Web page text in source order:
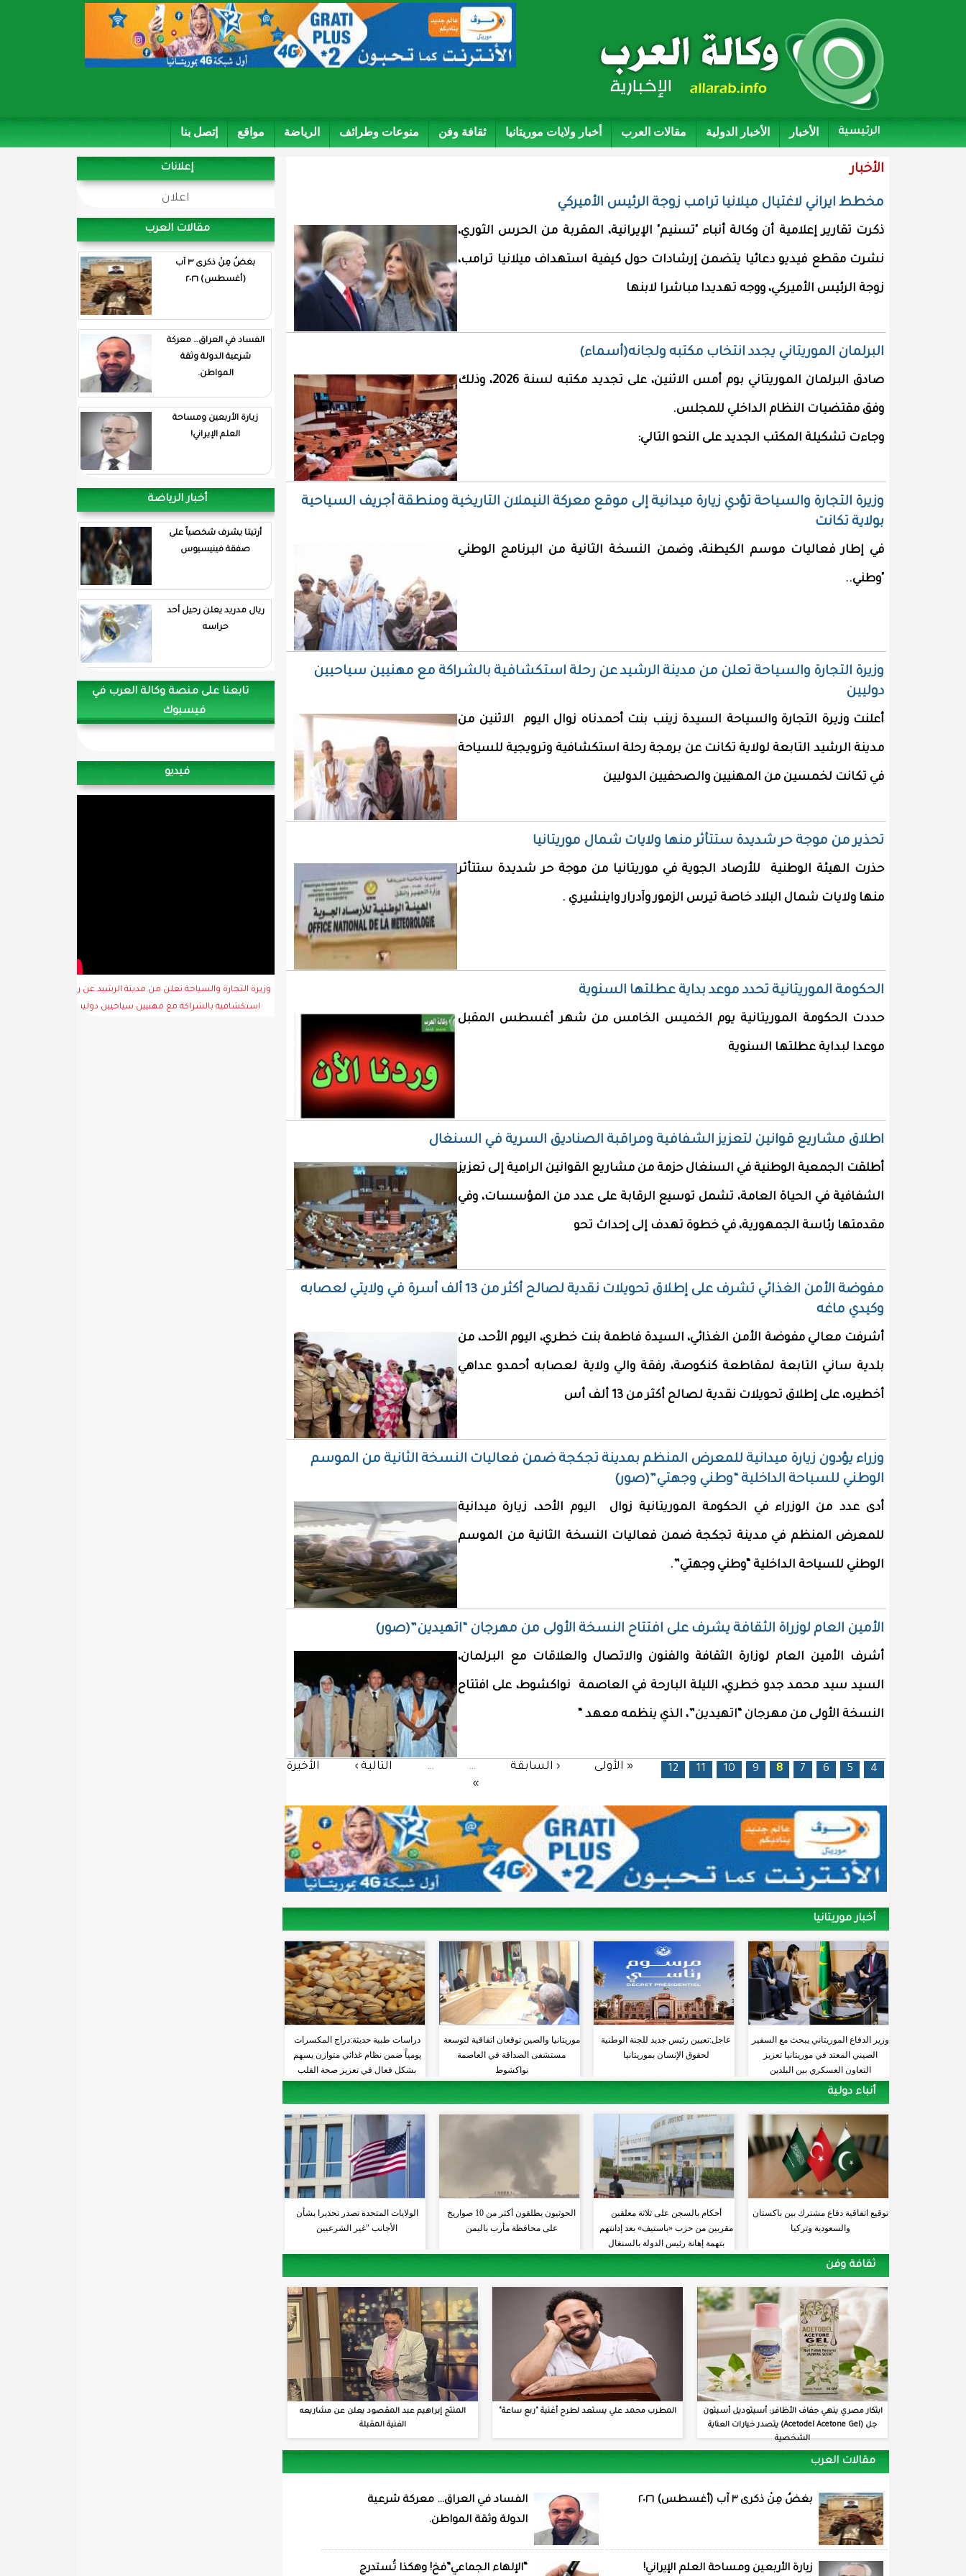
الرئيسية الأخبار الأخبار الدولية مقالات العرب أخبار ولايات موريتانيا ثقافة وفن منوعات وطرائف الرياضة مواقع إتصل بنا
الأخبار
مخطط ايراني لاغتيال ميلانيا ترامب زوجة الرئيس الأميركي
ذكرت تقارير إعلامية أن وكالة أنباء "تسنيم" الإيرانية، المقربة من الحرس الثوري،
نشرت مقطع فيديو دعائيا يتضمن إرشادات حول كيفية استهداف ميلانيا ترامب،
زوجة الرئيس الأميركي، ووجه تهديدا مباشرا لابنها
البرلمان الموريتاني يجدد انتخاب مكتبه ولجانه(أسماء)
صادق البرلمان الموريتاني بوم أمس الاثنين، على تجديد مكتبه لسنة 2026، وذلك
وفق مقتضيات النظام الداخلي للمجلس.
وجاءت تشكيلة المكتب الجديد على النحو التالي:
وزيرة التجارة والسياحة تؤدي زيارة ميدانية إلى موقع معركة النيملان التاريخية ومنطقة أجريف السياحية
بولاية تكانت
في إطار فعاليات موسم الكيطنة، وضمن النسخة الثانية من البرنامج الوطني
"وطني..
وزيرة التجارة والسياحة تعلن من مدينة الرشيد عن رحلة استكشافية بالشراكة مع مهنيين سياحيين
دوليين
أعلنت وزيرة التجارة والسياحة السيدة زينب بنت أحمدناه زوال اليوم الاثنين من
مدينة الرشيد التابعة لولاية تكانت عن برمجة رحلة استكشافية وترويجية للسياحة
في تكانت لخمسين من المهنيين والصحفيين الدوليين
تحذير من موجة حر شديدة ستتأثر منها ولايات شمال موريتانيا
حذرت الهيئة الوطنية للأرصاد الجوية في موريتانيا من موجة حر شديدة ستتأثر
منها ولايات شمال البلاد خاصة تيرس الزمور وآدرار واينشيري .
الحكومة الموريتانية تحدد موعد بداية عطلتها السنوية
حددت الحكومة الموريتانية يوم الخميس الخامس من شهر أغسطس المقبل
موعدا لبداية عطلتها السنوية
اطلاق مشاريع قوانين لتعزيز الشفافية ومراقبة الصناديق السرية في السنغال
أطلقت الجمعية الوطنية في السنغال حزمة من مشاريع القوانين الرامية إلى تعزيز
الشفافية في الحياة العامة، تشمل توسيع الرقابة على عدد من المؤسسات، وفي
مقدمتها رئاسة الجمهورية، في خطوة تهدف إلى إحداث تحو
مفوضة الأمن الغذائي تشرف على إطلاق تحويلات نقدية لصالح أكثر من 13 ألف أسرة في ولايتي لعصابه
وكيدي ماغه
أشرفت معالي مفوضة الأمن الغذائي، السيدة فاطمة بنت خطري، اليوم الأحد، من
بلدية ساني التابعة لمقاطعة كنكوصة، رفقة والي ولاية لعصابه أحمدو عداهي
أخطيره، على إطلاق تحويلات نقدية لصالح أكثر من 13 ألف أس
وزراء يؤدون زيارة ميدانية للمعرض المنظم بمدينة تجكجة ضمن فعاليات النسخة الثانية من الموسم
الوطني للسياحة الداخلية “وطني وجهتي”(صور)
أدى عدد من الوزراء في الحكومة الموريتانية زوال اليوم الأحد، زيارة ميدانية
للمعرض المنظم في مدينة تجكجة ضمن فعاليات النسخة الثانية من الموسم
الوطني للسياحة الداخلية “وطني وجهتي”.
الأمين العام لوزراة الثقافة يشرف على افتتاح النسخة الأولى من مهرجان “اتهيدين”(صور)
أشرف الأمين العام لوزارة الثقافة والفنون والاتصال والعلاقات مع البرلمان،
السيد سيد محمد جدو خطري، الليلة البارحة في العاصمة نواكشوط، على افتتاح
النسخة الأولى من مهرجان “اتهيدين”، الذي ينظمه معهد “
الصفحات « الأولى ‹ السابقة … 4
5
6
7
8
9
10
11
12
… التالية ›
الأخيرة
»
إعلانات
اعلان
مقالات العرب
بغضُ مِنْ ذكرى ٣ آب
(أغسطس) ٢٠٢٦
الفساد في العراق… معركة
شرعية الدولة وثقة
المواطن.
زيارة الأربعين ومساحة
العلم الإيراني!
أخبار الرياضة
أرتيتا يشرف شخصياً على
صفقة فينيسيوس
ريال مدريد يعلن رحيل أحد
حراسه
تابعنا على منصة وكالة العرب في
فيسبوك
فيديو
وزيرة التجارة والسياحة تعلن من مدينة الرشيد عن رحلة
استكشافية بالشراكة مع مهنيين سياحيين دوليين
أخبار موريتانيا
وزير الدفاع الموريتاني يبحث مع السفير
الصيني المعتد في موريتانيا تعزيز
التعاون العسكري بين البلدين
عاجل:تعيين رئيس جديد للجنة الوطنية
لحقوق الإنسان بموريتانيا
موريتانيا والصين توقعان اتفاقية لتوسعة
مستشفى الصداقة في العاصمة
نواكشوط
دراسات طبية حديثة:دراج المكسرات
يومياً ضمن نظام غذائي متوازن يسهم
بشكل فعال في تعزيز صحة القلب
والشرايين
أنباء دولية
توقيع اتفاقية دفاع مشترك بين باكستان
والسعودية وتركيا
أحكام بالسجن على ثلاثة معلقين
مقربين من حزب «باستيف» بعد إدانتهم
بتهمة إهانة رئيس الدولة بالسنغال
الحوثيون يطلقون أكثر من 10 صواريخ
على محافظة مأرب باليمن
الولايات المتحدة تصدر تحذيرا بشأن
الأجانب "غير الشرعيين
ثقافة وفن
ابتكار مصري ينهي جفاف الأظافر: أسيتوديل أسيتون
جل (Acetodel Acetone Gel) يتصدر خيارات العناية
الشخصية
المطرب محمد علي يستعد لطرح أغنية "ربع ساعة"
المنتج إبراهيم عبد المقصود يعلن عن مشاريعه
الفنية المقبلة
مقالات العرب
بغضُ مِنْ ذكرى ٣ آب (أغسطس) ٢٠٢٦
الفساد في العراق… معركة شرعية
الدولة وثقة المواطن.
زيارة الأربعين ومساحة العلم الإيراني! “الإلهاء الجماعي”فخ! وهكذا تُستدرج